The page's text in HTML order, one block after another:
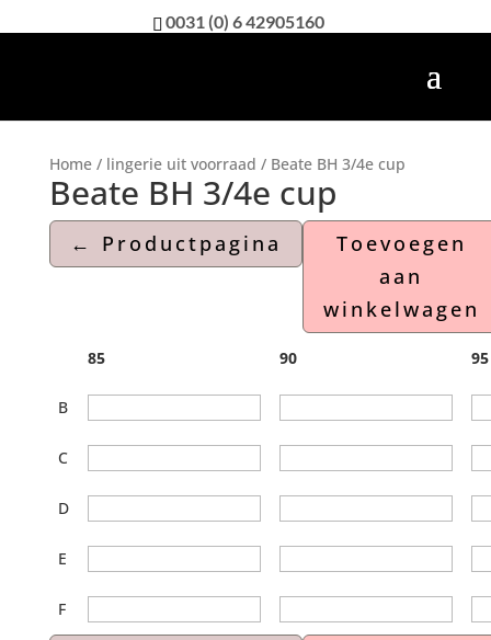
0031 (0) 6 42905160
Home/ lingerie uit voorraad / Beate BH 3/4e cup
Beate BH 3/4e cup
Toevoegen
aan
winkelwagen
85 90 95
B
C
D
E
F